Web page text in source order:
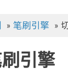
» 笔刷引擎 »
引擎